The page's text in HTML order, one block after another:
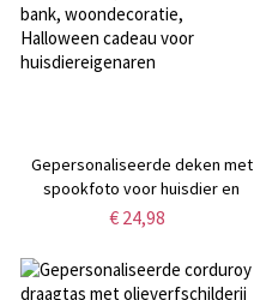
Gepersonaliseerde deken met
spookfoto voor huisdier en
naam, flanellen/sherpa plaid met
bank, woondecoratie, Halloween
cadeau voor huisdiereigenaren
€ 24,98